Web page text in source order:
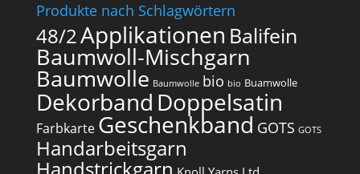
Produkte nach Schlagwörtern
48/2Applikationen Balifein
Baumwoll-Mischgarn
Baumwolle Baumwolle bio bio Buamwolle
Dekorband Doppelsatin
Farbkarte Geschenkband GOTS GOTS
Handarbeitsgarn